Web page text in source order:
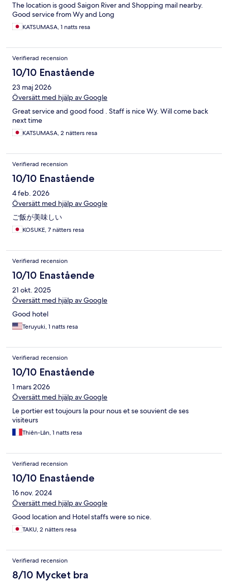
The location is good Saigon River and Shopping mail nearby.
Good service from Wy and Long
KATSUMASA, 1 natts resa
Verifierad recension
10/10 Enastående
23 maj 2026
Översätt med hjälp av Google
Great service and good food . Staff is nice Wy. Will come back
next time
KATSUMASA, 2 nätters resa
Verifierad recension
10/10 Enastående
4 feb. 2026
Översätt med hjälp av Google
ご飯が美味しい
KOSUKE, 7 nätters resa
Verifierad recension
10/10 Enastående
21 okt. 2025
Översätt med hjälp av Google
Good hotel
Teruyuki, 1 natts resa
Verifierad recension
10/10 Enastående
1 mars 2026
Översätt med hjälp av Google
Le portier est toujours la pour nous et se souvient de ses
visiteurs
Thiên-Lân, 1 natts resa
Verifierad recension
10/10 Enastående
16 nov. 2024
Översätt med hjälp av Google
Good location and Hotel staffs were so nice.
TAKU, 2 nätters resa
Verifierad recension
8/10 Mycket bra